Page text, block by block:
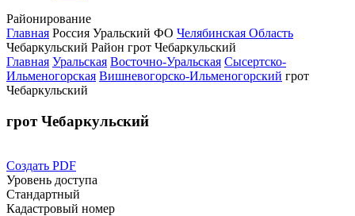
Районирование
Главная Россия Уральский ФО Челябинская Область
Чебаркульский Район грот Чебаркульский
Главная Уральская Восточно-Уральская Сысертско-
Ильменогорская Вишневогорско-Ильменогорский грот
Чебаркульский
грот Чебаркульский
Создать PDF
Уровень доступа
Стандартный
Кадастровый номер